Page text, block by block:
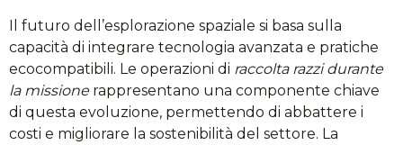
Il futuro dell’esplorazione spaziale si basa sulla
capacità di integrare tecnologia avanzata e pratiche
ecocompatibili. Le operazioni di raccolta razzi durante
la missionerappresentano una componente chiave
di questa evoluzione, permettendo di abbattere i
costi e migliorare la sostenibilità del settore. La